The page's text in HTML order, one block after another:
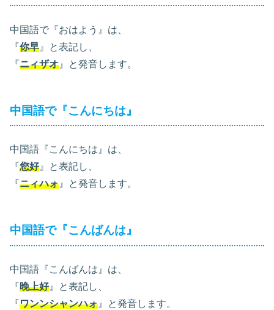
中国語で『おはよう』は、
『你早 』と表記し、
『ニィザオ 』と発音します。
中国語で『こんにちは』
中国語『こんにちは』は、
『您好』と表記し、
『ニィハォ』と発音します。
中国語で『こんばんは』
中国語『こんばんは』は、
『晚上好』と表記し、
『ワンンシャンハォ 』と発音します。